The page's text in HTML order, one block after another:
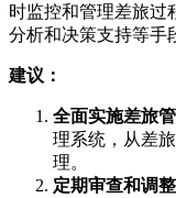
时监控和管理差旅过
分析和决策支持等手
建议：
全面实施差旅
理系统，从差
理。
定期审查和调